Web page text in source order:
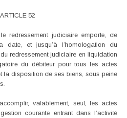
ARTICLE 52
redressement judiciaire emporte, de
et jusqu’à l’homologation du
redressement judiciaire en liquidation
du débiteur pour tous les actes
la disposition de ses biens, sous peine
valablement, seul, les actes
courante entrant dans l’activité